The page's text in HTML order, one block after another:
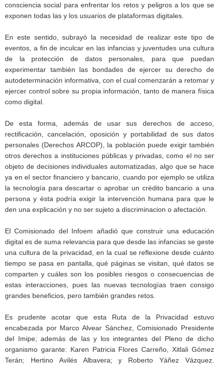
consciencia social para enfrentar los retos y peligros a los que se
exponen todas las y los usuarios de plataformas digitales.
En este sentido, subrayó la necesidad de realizar este tipo de
eventos, a fin de inculcar en las infancias y juventudes una cultura
de la protección de datos personales, para que puedan
experimentar también las bondades de ejercer su derecho de
autodeterminación informativa, con el cual comenzarán a retomar y
ejercer control sobre su propia información, tanto de manera física
como digital.
De esta forma, además de usar sus derechos de acceso,
rectificación, cancelación, oposición y portabilidad de sus datos
personales (Derechos ARCOP), la población puede exigir también
otros derechos a instituciones públicas y privadas, como el no ser
objeto de decisiones individuales automatizadas, algo que se hace
ya en el sector financiero y bancario, cuando por ejemplo se utiliza
la tecnología para descartar o aprobar un crédito bancario a una
persona y ésta podría exigir la intervención humana para que le
den una explicación y no ser sujeto a discriminacion o afectación.
El Comisionado del Infoem añadió que construir una educación
digital es de suma relevancia para que desde las infancias se geste
una cultura de la privacidad, en la cual se reflexione desde cuánto
tiempo se pasa en pantalla, qué páginas se visitan, qué datos se
comparten y cuáles son los posibles riesgos o consecuencias de
estas interacciones, pues las nuevas tecnologías traen consigo
grandes beneficios, pero también grandes retos.
Es prudente acotar que esta Ruta de la Privacidad estuvo
encabezada por Marco Alvear Sánchez, Comisionado Presidente
del Imipe; además de las y los integrantes del Pleno de dicho
organismo garante: Karen Patricia Flores Carreño, Xitlali Gómez
Terán; Hertino Avilés Albavera; y Roberto Yáñez Vázquez.